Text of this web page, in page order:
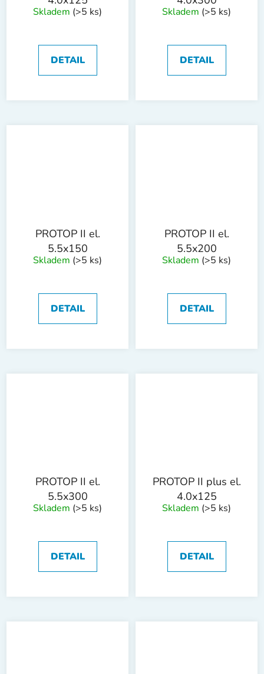
Skladem (>5 ks)
DETAIL
Skladem (>5 ks)
DETAIL
PROTOP II el.
5.5x150
Skladem (>5 ks)
DETAIL
PROTOP II el.
5.5x200
Skladem (>5 ks)
DETAIL
PROTOP II el.
5.5x300
Skladem (>5 ks)
DETAIL
PROTOP II plus el.
4.0x125
Skladem (>5 ks)
DETAIL